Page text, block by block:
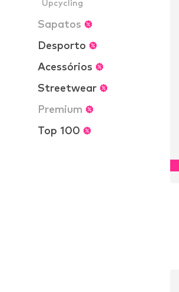
Upcycling
Sapatos
Desporto
Acessórios
Streetwear
Premium
Top 100